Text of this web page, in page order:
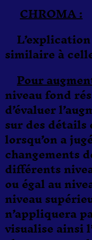
CHROMA :
similaire à
Pour
niveau fond
d’évaluer
sur des
lorsqu’on a
changements
différents
ou égal au
niveau
n’appliquera
visualise ainsi